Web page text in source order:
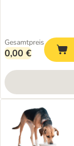
Gesamtpreis
0,00 €